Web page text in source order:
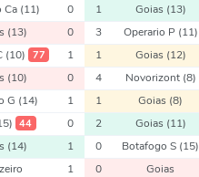
Ca (11) 0 1 Goias (13)
(13) 0 3 Operario P (11)
(10) 77 1 1 Goias (12)
(10) 0 4 Novorizont (8)
G (14) 1 1 Goias (8)
44 0 2 Goias (11)
(14) 1 0 Botafogo S (15)
1 0 Goias